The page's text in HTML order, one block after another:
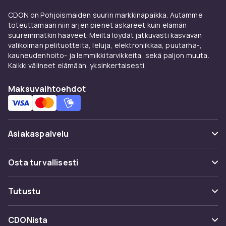
sisältää?
Aloitussarjat voivat sisältää erilaisia
komponenttiyhdistelmiä käyttötarkoituksesta
riippuen. Tyypillinen gaming-aloitussarja voi
Toimistoaloitussarja voi sisältää näppäimistön,
hiiren ja web-kameran. Jotkut sarjat on
suunnattu PC-rakentamiseen ja sisältävät
työkaluja kuten ruuvimeisseleitä, kaapelisiteitä
ja lämpötahnaa. Toiset on suunnattu uuden
PC:n pystyttämiseen tarvittavilla tarvikkeilla.
Gaming-aloitussarjat
Gaming-aloitussarjat ovat suosittuja niiden
erikseen. Ne sisältävät yleensä mekaanisen
CDON on Pohjoismaiden suurin markkinapaikka. Autamme
toteuttamaan niin arjen pienet askareet kuin elämän
suuremmatkin haaveet. Meiltä löydät jatkuvasti kasvavan
valikoiman pelituotteita, leluja, elektroniikkaa, puutarha-,
kauneudenhoito- ja lemmikkitarvikkeita, sekä paljon muuta.
Kaikki välineet elämään, yksinkertaisesti.
Maksuvaihtoehdot
Asiakaspalvelu
Usein kysyttyä (UKK)
Seuraa pakettia
Ota yhteyttä
Osta turvallisesti
Maksuvaihtoehdot
Toimitus
Tutustu
Kategoriat
CDONista